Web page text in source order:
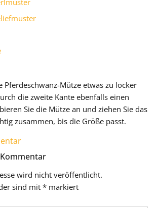
Pferdeschwanz-Mütze etwas zu locker
die zweite Kante ebenfalls einen
Sie die Mütze an und ziehen Sie das
zusammen, bis die Größe passt.
wird nicht veröffentlicht.
sind mit * markiert